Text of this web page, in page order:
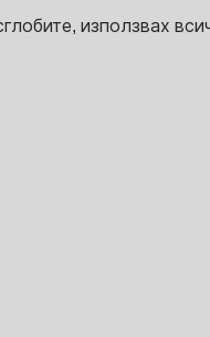
използвах